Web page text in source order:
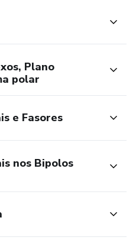
Plano
polar
e Fasores
nos Bipolos